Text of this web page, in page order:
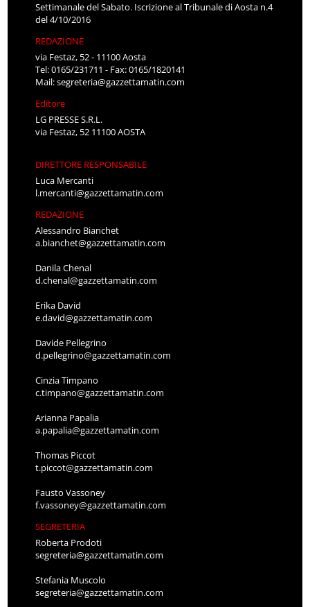
Settimanale del Sabato. Iscrizione al Tribunale di Aosta n.4
del 4/10/2016
REDAZIONE
via Festaz, 52 - 11100 Aosta
Tel: 0165/231711 - Fax: 0165/1820141
Mail:segreteria@gazzettamatin.com
Editore
LG PRESSE S.R.L.
via Festaz, 52 11100 AOSTA
DIRETTORE RESPONSABILE
Luca Mercanti
l.mercanti@gazzettamatin.com
REDAZIONE
Alessandro Bianchet
a.bianchet@gazzettamatin.com
Danila Chenal
d.chenal@gazzettamatin.com
Erika David
e.david@gazzettamatin.com
Davide Pellegrino
d.pellegrino@gazzettamatin.com
Cinzia Timpano
c.timpano@gazzettamatin.com
Arianna Papalia
a.papalia@gazzettamatin.com
Thomas Piccot
t.piccot@gazzettamatin.com
Fausto Vassoney
f.vassoney@gazzettamatin.com
SEGRETERIA
Roberta Prodoti
segreteria@gazzettamatin.com
Stefania Muscolo
segreteria@gazzettamatin.com